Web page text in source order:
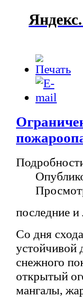
последние
Со дня
устойчивой
снежного
открытый
мангалы,